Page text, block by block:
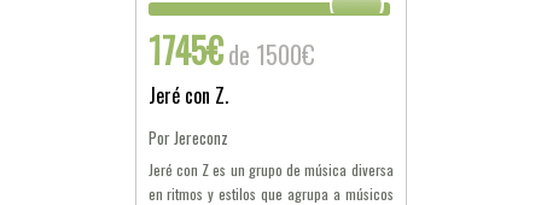
1745€de 1500€
Jeré con Z.
Por Jereconz
Jeré con Z es un grupo de música diversa
en ritmos y estilos que agrupa a músicos